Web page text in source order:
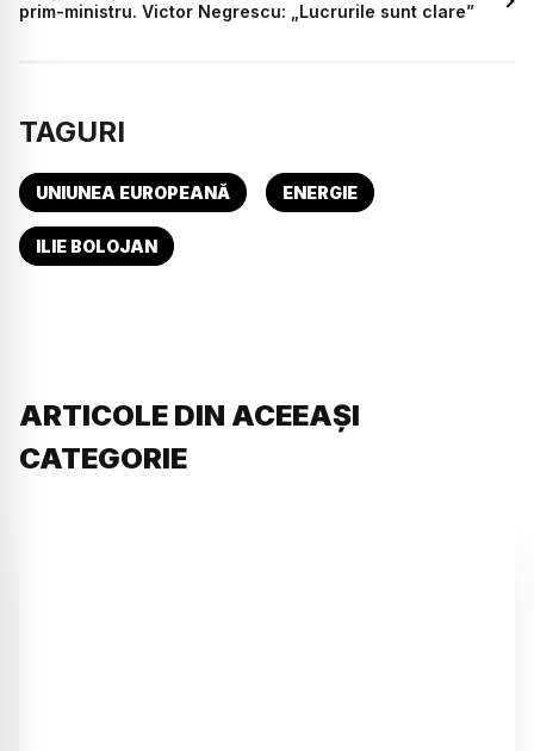
prim-ministru. Victor Negrescu: „Lucrurile sunt clare”
TAGURI
UNIUNEA EUROPEANĂ ENERGIE
ILIE BOLOJAN
ARTICOLE DIN ACEEAȘI
CATEGORIE